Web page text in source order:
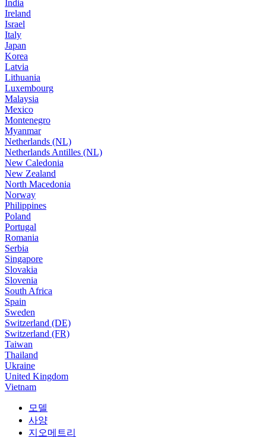
India
Ireland
Israel
Italy
Japan
Korea
Latvia
Lithuania
Luxembourg
Malaysia
Mexico
Montenegro
Myanmar
Netherlands (NL)
Netherlands Antilles (NL)
New Caledonia
New Zealand
North Macedonia
Norway
Philippines
Poland
Portugal
Romania
Serbia
Singapore
Slovakia
Slovenia
South Africa
Spain
Sweden
Switzerland (DE)
Switzerland (FR)
Taiwan
Thailand
Ukraine
United Kingdom
Vietnam
모델
사양
지오메트리